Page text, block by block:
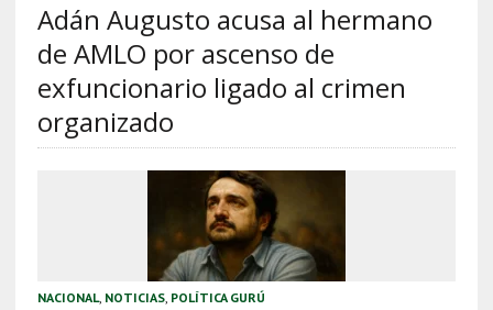
Adán Augusto acusa al hermano
de AMLO por ascenso de
exfuncionario ligado al crimen
organizado
NACIONAL, NOTICIAS, POLÍTICA GURÚ